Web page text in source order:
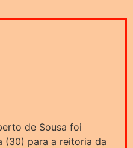
de Sousa foi
(30) para a reitoria da